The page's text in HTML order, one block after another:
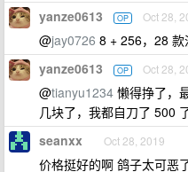
yanze0613 OP Oct 28,
@jay0726 8 + 256，28 款
yanze0613 OP Oct 28,
@tianyu1234 懒得挣了，
几块了，我都自刀了 500
seanxx Oct 28, 2019
价格挺好的啊 鸽子太可恶